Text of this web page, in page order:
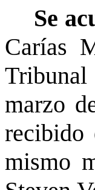
Se
Carías
marzo
recibido
mismo